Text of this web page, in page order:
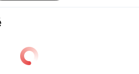
néodyme puissants
Zn, époxy, parylène, or passivé, etc